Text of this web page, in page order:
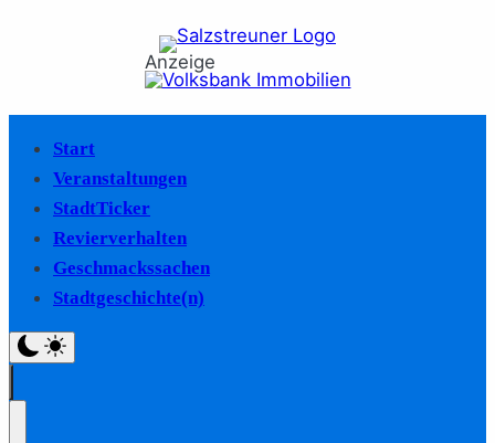
Anzeige
Start
Veranstaltungen
StadtTicker
Revierverhalten
Geschmackssachen
Stadtgeschichte(n)